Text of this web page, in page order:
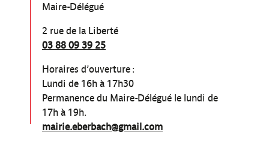
Maire-Délégué
2 rue de la Liberté
03 88 09 39 25
Horaires d’ouverture :
Lundi de 16h à 17h30
Permanence du Maire-Délégué le lundi de
17h à 19h.
mairie.eberbach@gmail.com